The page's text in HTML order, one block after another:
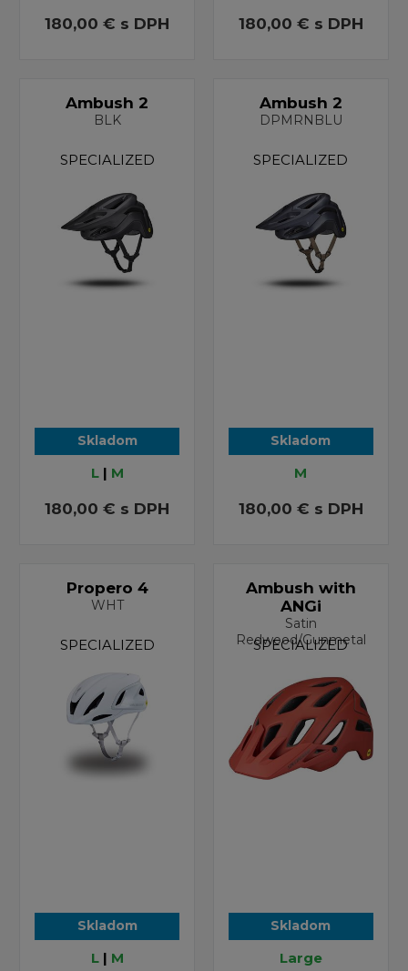
180,00 € s DPH 180,00 € s DPH
Ambush 2
BLK
SPECIALIZED
Skladom
L| M
180,00 € s DPH
Ambush 2
DPMRNBLU
SPECIALIZED
Skladom
M
180,00 € s DPH
Propero 4
WHT
SPECIALIZED
Skladom
L| M
Ambush with
ANGi
Satin
Redwood/Gunmetal
SPECIALIZED
Skladom
Large